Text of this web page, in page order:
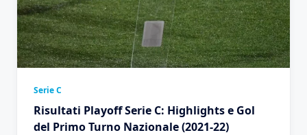
Serie C
Risultati Playoff Serie C: Highlights e Gol
del Primo Turno Nazionale (2021-22)